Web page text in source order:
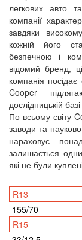
легкових авто
компанії
завдяки
кожній його
безпечною і
відомий бренд,
компанія
Cooper
дослідницькій
По всьому світу
заводи та
нараховує
залишається
які не були
R13
155/70
R15